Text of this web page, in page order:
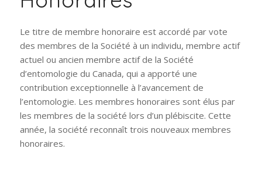
Le titre de membre honoraire est accordé par vote
des membres de la Société à un individu, membre actif
actuel ou ancien membre actif de la Société
d’entomologie du Canada, qui a apporté une
contribution exceptionnelle à l’avancement de
l’entomologie. Les membres honoraires sont élus par
les membres de la société lors d’un plébiscite. Cette
année, la société reconnaît trois nouveaux membres
honoraires.